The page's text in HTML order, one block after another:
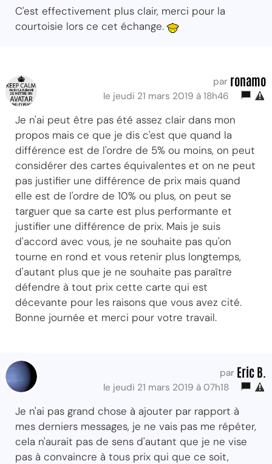
C'est effectivement plus clair, merci pour la
courtoisie lors ce cet échange.
par ronamo
le jeudi 21 mars 2019 à 18h46
Je n'ai peut être pas été assez clair dans mon
propos mais ce que je dis c'est que quand la
différence est de l'ordre de 5% ou moins, on peut
considérer des cartes équivalentes et on ne peut
pas justifier une différence de prix mais quand
elle est de l'ordre de 10% ou plus, on peut se
targuer que sa carte est plus performante et
justifier une différence de prix. Mais je suis
d'accord avec vous, je ne souhaite pas qu'on
tourne en rond et vous retenir plus longtemps,
d'autant plus que je ne souhaite pas paraître
défendre à tout prix cette carte qui est
décevante pour les raisons que vous avez cité.
Bonne journée et merci pour votre travail.
par Eric B.
le jeudi 21 mars 2019 à 07h18
Je n'ai pas grand chose à ajouter par rapport à
mes derniers messages, je ne vais pas me répéter,
cela n'aurait pas de sens d'autant que je ne vise
pas à convaincre à tous prix qui que ce soit,